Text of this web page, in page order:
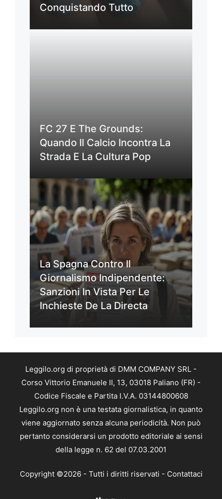
Conquistando Tutto
FC 27 E The Grounds:
Quando Il Calcio Incontra La
Strada E La Cultura Pop
La Spagna Contro Il
Giornalismo Indipendente:
Sanzioni In Vista Per Le
Inchieste De La Directa
Leggilo.org di proprietà di DMM COMPANY SRL -
Corso Vittorio Emanuele II, 13, 03018 Paliano (FR) -
Codice Fiscale e Partita I.V.A. 03144800608
Leggilo.org non è una testata giornalistica, in quanto
viene aggiornato senza alcuna periodicità. Non può
pertanto considerarsi un prodotto editoriale ai sensi
della legge n. 62 del 07.03.2001
Copyright ©2026 - Tutti i diritti riservati - Contattaci